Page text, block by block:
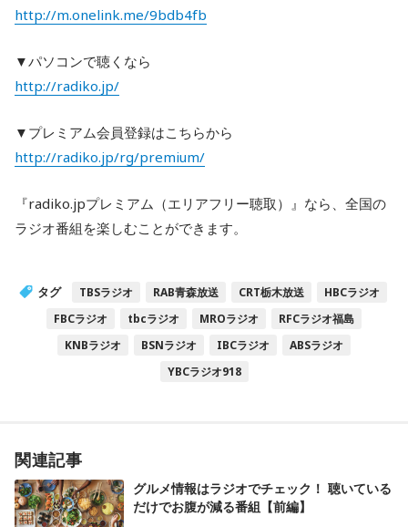
http://m.onelink.me/9bdb4fb
▼パソコンで聴くなら
http://radiko.jp/
▼プレミアム会員登録はこちらから
http://radiko.jp/rg/premium/
『radiko.jpプレミアム（エリアフリー聴取）』なら、全国の
ラジオ番組を楽しむことができます。
タグ TBSラジオ RAB青森放送 CRT栃木放送
HBCラジオ
FBCラジオ
tbcラジオ MROラジオ
RFCラジオ福島
KNBラジオ
BSNラジオ IBCラジオ
ABSラジオ
YBCラジオ918
関連記事
グルメ情報はラジオでチェック！ 聴いている
だけでお腹が減る番組【前編】